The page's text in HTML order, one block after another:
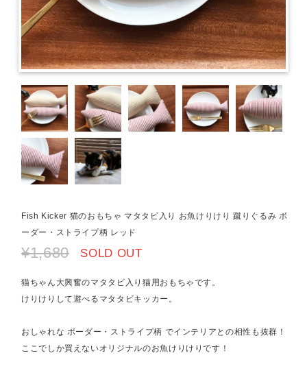
Fish Kicker 猫のおもちゃ マタタビ入り お魚けりけり 蹴りぐるみ ボ
ーダー・ストライプ柄 レッド
¥1,680 SOLD OUT
猫ちゃん大興奮のマタタビ入り猫用おもちゃです。
けりけりして遊べるマタタビキッカー。
おしゃれな ボーダー・ストライプ柄 でインテリアとの相性も抜群！
ここでしか買えないオリジナルのお魚けりけりです！